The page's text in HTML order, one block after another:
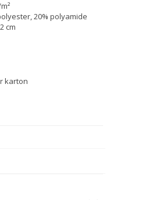
20% polyamide
cm
karton